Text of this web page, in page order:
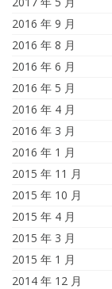
2016 年 9 月
2016 年 8 月
2016 年 6 月
2016 年 5 月
2016 年 4 月
2016 年 3 月
2016 年 1 月
2015 年 11 月
2015 年 10 月
2015 年 4 月
2015 年 3 月
2015 年 1 月
2014 年 12 月